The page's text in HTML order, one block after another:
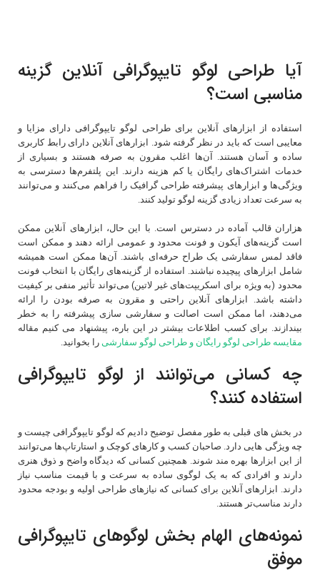
آیا طراحی لوگو تایپوگرافی آنلاین گزینه
مناسبی است؟
استفاده از ابزارهای آنلاین برای طراحی لوگو تایپوگرافی دارای مزایا و
معایبی است که باید در نظر گرفته شود. ابزارهای آنلاین دارای رابط کاربری
ساده و آسان هستند. آن‌ها اغلب مقرون به صرفه هستند و بسیاری از
خدمات اشتراک‌های رایگان یا کم هزینه دارند. این پلتفرم‌ها دسترسی به
ویژگی‌ها و ابزارهای پیشرفته طراحی گرافیک را فراهم می‌کنند و می‌توانند
به سرعت تعداد زیادی گزینه لوگو تولید کنند.
هزاران قالب آماده در دسترس است. با این حال، ابزارهای آنلاین ممکن
است گزینه‌های آیکون و فونت محدود و عمومی ارائه دهند و ممکن است
فاقد لمس سفارشی یک طراح حرفه‌ای باشند. آن‌ها ممکن است همیشه
شامل ابزارهای پیچیده نباشند. استفاده از گزینه‌های رایگان با انتخاب فونت
محدود (به ویژه برای اسکریپت‌های غیر لاتین) می‌تواند تأثیر منفی بر کیفیت
داشته باشد. ابزارهای آنلاین راحتی و مقرون به صرفه بودن را ارائه
می‌دهند، اما ممکن است اصالت و سفارشی سازی پیشرفته را به خطر
بیندازند. برای کسب اطلاعات بیشتر در این باره، پیشنهاد می کنیم مقاله
مقایسه طراحی لوگو رایگان و طراحی لوگو سفارشی را بخوانید.
چه کسانی می‌توانند از لوگو تایپوگرافی
استفاده کنند؟
در بخش های قبلی به طور مفصل توضیح دادیم که لوگو تایپوگرافی چیست و
چه ویژگی هایی دارد. صاحبان کسب و کارهای کوچک و استارتاپ‌ها می‌توانند
از این ابزارها بهره مند شوند. همچنین کسانی که دیدگاه واضح و ذوق هنری
دارند و افرادی که به یک لوگوی ساده به سرعت و با قیمت مناسب نیاز
دارند. ابزارهای آنلاین برای کسانی که نیازهای طراحی اولیه و بودجه محدود
دارند مناسب‌تر هستند.
نمونه‌های الهام بخش لوگوهای تایپوگرافی
موفق